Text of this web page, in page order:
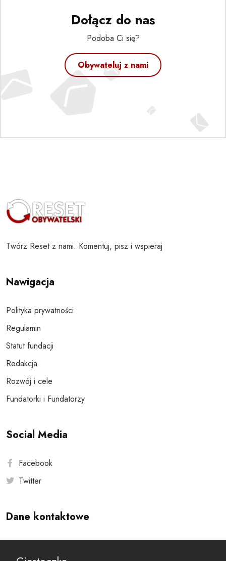
Dołącz do nas
Podoba Ci się?
Obywateluj z nami
Twórz Reset z nami. Komentuj, pisz i wspieraj
Nawigacja
Polityka prywatności
Regulamin
Statut fundacji
Redakcja
Rozwój i cele
Fundatorki i Fundatorzy
Social Media
Facebook
Twitter
Dane kontaktowe